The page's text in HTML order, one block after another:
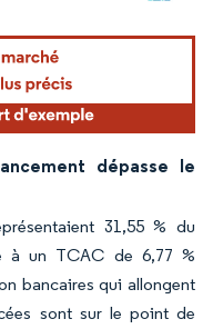
une attribution sous CC BY
dépasse le
31,55 % du
à un TCAC de 6,77 %
bancaires qui allongent
sont sur le point de